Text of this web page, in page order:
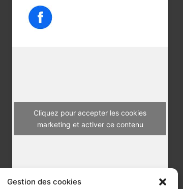
Gestion des cookies
e
m
Cliquez pour accepter les cookies
marketing et activer ce contenu